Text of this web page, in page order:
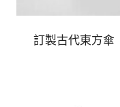
訂製古代東方傘